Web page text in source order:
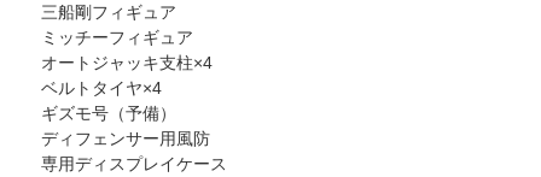
三船剛フィギュア
ミッチーフィギュア
オートジャッキ支柱×4
ベルトタイヤ×4
ギズモ号（予備）
ディフェンサー用風防
専用ディスプレイケース